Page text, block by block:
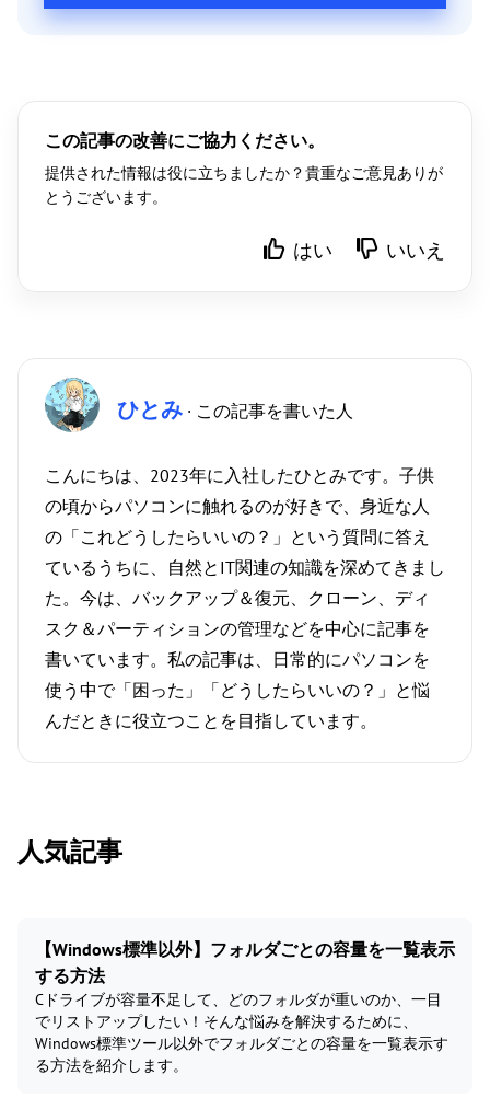
この記事の改善にご協力ください。
提供された情報は役に立ちましたか？貴重なご意見ありが
とうございます。
はい いいえ
ひとみ · この記事を書いた人
こんにちは、2023年に入社したひとみです。子供
の頃からパソコンに触れるのが好きで、身近な人
の「これどうしたらいいの？」という質問に答え
ているうちに、自然とIT関連の知識を深めてきまし
た。今は、バックアップ＆復元、クローン、ディ
スク＆パーティションの管理などを中心に記事を
書いています。私の記事は、日常的にパソコンを
使う中で「困った」「どうしたらいいの？」と悩
んだときに役立つことを目指しています。
人気記事
【Windows標準以外】フォルダごとの容量を一覧表示
する方法
Cドライブが容量不足して、どのフォルダが重いのか、一目
でリストアップしたい！そんな悩みを解決するために、
Windows標準ツール以外でフォルダごとの容量を一覧表示す
る方法を紹介します。